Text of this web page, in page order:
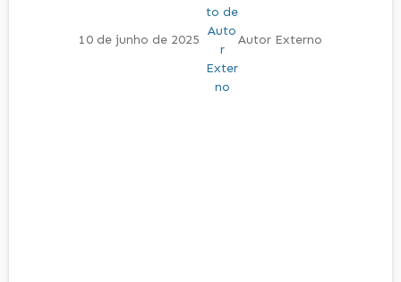
10 de junho de 2025 Autor Externo